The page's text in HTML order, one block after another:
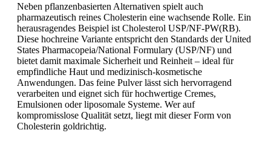
Neben pflanzenbasierten Alternativen spielt auch
pharmazeutisch reines Cholesterin eine wachsende Rolle. Ein
herausragendes Beispiel ist Cholesterol USP/NF-PW(RB).
Diese hochreine Variante entspricht den Standards der United
States Pharmacopeia/National Formulary (USP/NF) und
bietet damit maximale Sicherheit und Reinheit – ideal für
empfindliche Haut und medizinisch-kosmetische
Anwendungen. Das feine Pulver lässt sich hervorragend
verarbeiten und eignet sich für hochwertige Cremes,
Emulsionen oder liposomale Systeme. Wer auf
kompromisslose Qualität setzt, liegt mit dieser Form von
Cholesterin goldrichtig.